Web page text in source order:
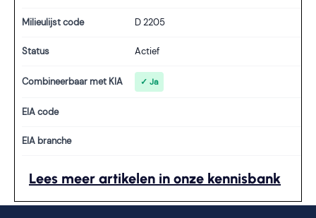
Milieulijst code D 2205
Status Actief
Combineerbaar met KIA ✓ Ja
EIA code
EIA branche
Lees meer artikelen in onze kennisbank